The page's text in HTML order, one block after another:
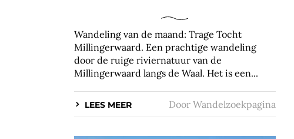
Wandeling van de maand: Trage Tocht
Millingerwaard. Een prachtige wandeling
door de ruige riviernatuur van de
Millingerwaard langs de Waal. Het is een...
LEES MEER Door Wandelzoekpagina